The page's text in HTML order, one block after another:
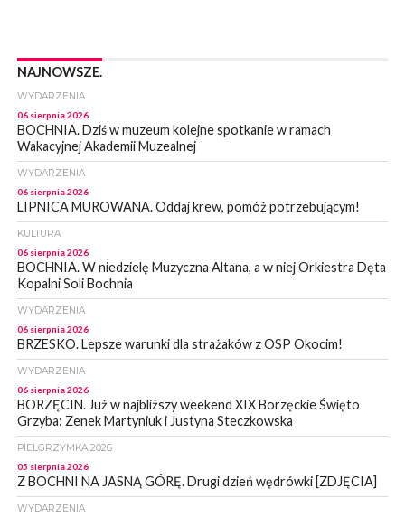
NAJNOWSZE.
WYDARZENIA
06 sierpnia 2026
BOCHNIA. Dziś w muzeum kolejne spotkanie w ramach
Wakacyjnej Akademii Muzealnej
WYDARZENIA
06 sierpnia 2026
LIPNICA MUROWANA. Oddaj krew, pomóż potrzebującym!
KULTURA
06 sierpnia 2026
BOCHNIA. W niedzielę Muzyczna Altana, a w niej Orkiestra Dęta
Kopalni Soli Bochnia
WYDARZENIA
06 sierpnia 2026
BRZESKO. Lepsze warunki dla strażaków z OSP Okocim!
WYDARZENIA
06 sierpnia 2026
BORZĘCIN. Już w najbliższy weekend XIX Borzęckie Święto
Grzyba: Zenek Martyniuk i Justyna Steczkowska
PIELGRZYMKA 2026
05 sierpnia 2026
Z BOCHNI NA JASNĄ GÓRĘ. Drugi dzień wędrówki [ZDJĘCIA]
WYDARZENIA